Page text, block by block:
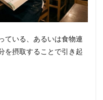
ている、あるいは食物連
を摂取することで引き起